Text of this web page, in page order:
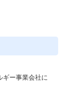
ギー事業会社に